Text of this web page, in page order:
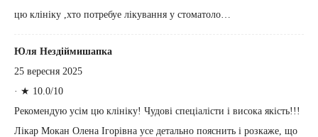
цю клініку ,хто потребуе лікування у стоматоло…
Юля Нездіймишапка
25 вересня 2025
· ★ 10.0/10
Рекомендую усім цю клініку! Чудові спеціалісти і висока якість!!!
Лікар Мокан Олена Ігорівна усе детально пояснить і розкаже, що